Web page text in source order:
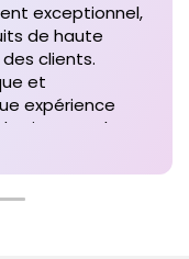
exceptionnel,
de haute
clients.
et
expérience
vivement leurs
de produits